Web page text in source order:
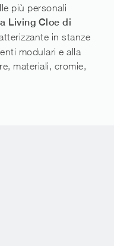
più personali
Living Cloe di
in stanze
modulari e alla
materiali, cromie,